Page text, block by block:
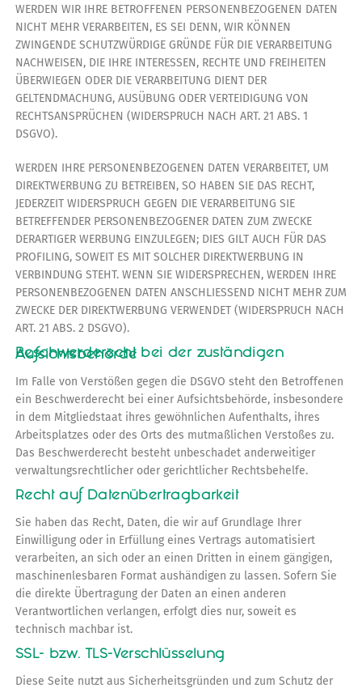
WERDEN WIR IHRE BETROFFENEN PERSONENBEZOGENEN DATEN
NICHT MEHR VERARBEITEN, ES SEI DENN, WIR KÖNNEN
ZWINGENDE SCHUTZWÜRDIGE GRÜNDE FÜR DIE VERARBEITUNG
NACHWEISEN, DIE IHRE INTERESSEN, RECHTE UND FREIHEITEN
ÜBERWIEGEN ODER DIE VERARBEITUNG DIENT DER
GELTENDMACHUNG, AUSÜBUNG ODER VERTEIDIGUNG VON
RECHTSANSPRÜCHEN (WIDERSPRUCH NACH ART. 21 ABS. 1
DSGVO).
WERDEN IHRE PERSONENBEZOGENEN DATEN VERARBEITET, UM
DIREKTWERBUNG ZU BETREIBEN, SO HABEN SIE DAS RECHT,
JEDERZEIT WIDERSPRUCH GEGEN DIE VERARBEITUNG SIE
BETREFFENDER PERSONENBEZOGENER DATEN ZUM ZWECKE
DERARTIGER WERBUNG EINZULEGEN; DIES GILT AUCH FÜR DAS
PROFILING, SOWEIT ES MIT SOLCHER DIREKTWERBUNG IN
VERBINDUNG STEHT. WENN SIE WIDERSPRECHEN, WERDEN IHRE
PERSONENBEZOGENEN DATEN ANSCHLIESSEND NICHT MEHR ZUM
ZWECKE DER DIREKTWERBUNG VERWENDET (WIDERSPRUCH NACH
ART. 21 ABS. 2 DSGVO).
Beschwerderecht bei der zuständigen Aufsichtsbehörde
Im Falle von Verstößen gegen die DSGVO steht den Betroffenen
ein Beschwerderecht bei einer Aufsichtsbehörde, insbesondere
in dem Mitgliedstaat ihres gewöhnlichen Aufenthalts, ihres
Arbeitsplatzes oder des Orts des mutmaßlichen Verstoßes zu.
Das Beschwerderecht besteht unbeschadet anderweitiger
verwaltungsrechtlicher oder gerichtlicher Rechtsbehelfe.
Recht auf Datenübertragbarkeit
Sie haben das Recht, Daten, die wir auf Grundlage Ihrer
Einwilligung oder in Erfüllung eines Vertrags automatisiert
verarbeiten, an sich oder an einen Dritten in einem gängigen,
maschinenlesbaren Format aushändigen zu lassen. Sofern Sie
die direkte Übertragung der Daten an einen anderen
Verantwortlichen verlangen, erfolgt dies nur, soweit es
technisch machbar ist.
SSL- bzw. TLS-Verschlüsselung
Diese Seite nutzt aus Sicherheitsgründen und zum Schutz der